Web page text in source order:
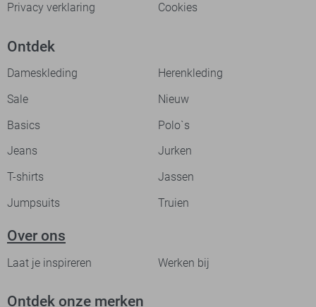
Privacy verklaring
Cookies
Ontdek
Dameskleding
Herenkleding
Sale
Nieuw
Basics
Polo`s
Jeans
Jurken
T-shirts
Jassen
Jumpsuits
Truien
Over ons
Laat je inspireren Werken bij
Ontdek onze merken